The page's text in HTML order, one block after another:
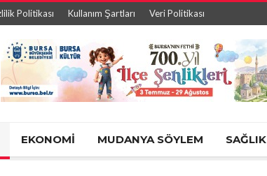
Politikası Kullanım Şartları Veri Politikası
EKONOMİ MUDANYA SÖYLEM SAĞLIK